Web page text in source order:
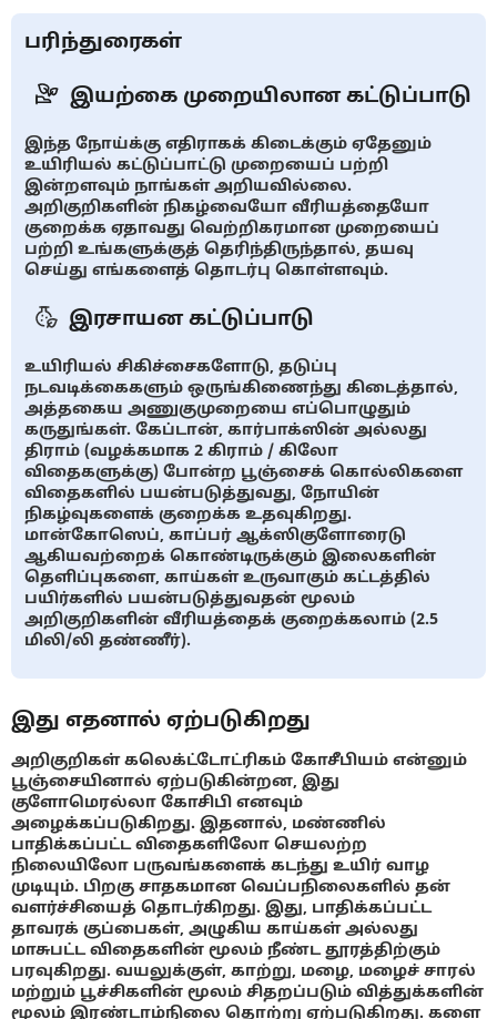
பரிந்துரைகள்
இயற்கை முறையிலான கட்டுப்பாடு
இந்த நோய்க்கு எதிராகக் கிடைக்கும் ஏதேனும்
உயிரியல் கட்டுப்பாட்டு முறையைப் பற்றி
இன்றளவும் நாங்கள் அறியவில்லை.
அறிகுறிகளின் நிகழ்வையோ வீரியத்தையோ
குறைக்க ஏதாவது வெற்றிகரமான முறையைப்
பற்றி உங்களுக்குத் தெரிந்திருந்தால், தயவு
செய்து எங்களைத் தொடர்பு கொள்ளவும்.
இரசாயன கட்டுப்பாடு
உயிரியல் சிகிச்சைகளோடு, தடுப்பு
நடவடிக்கைகளும் ஒருங்கிணைந்து கிடைத்தால்,
அத்தகைய அணுகுமுறையை எப்பொழுதும்
கருதுங்கள். கேப்டான், கார்பாக்ஸின் அல்லது
திராம் (வழக்கமாக 2 கிராம் / கிலோ
விதைகளுக்கு) போன்ற பூஞ்சைக் கொல்லிகளை
விதைகளில் பயன்படுத்துவது, நோயின்
நிகழ்வுகளைக் குறைக்க உதவுகிறது.
மான்கோஸெப், காப்பர் ஆக்ஸிகுளோரைடு
ஆகியவற்றைக் கொண்டிருக்கும் இலைகளின்
தெளிப்புகளை, காய்கள் உருவாகும் கட்டத்தில்
பயிர்களில் பயன்படுத்துவதன் மூலம்
அறிகுறிகளின் வீரியத்தைக் குறைக்கலாம் (2.5
மிலி/லி தண்ணீர்).
இது எதனால் ஏற்படுகிறது
அறிகுறிகள் கலெக்ட்டோட்ரிகம் கோசீபியம் என்னும்
பூஞ்சையினால் ஏற்படுகின்றன, இது
குளோமெரல்லா கோசிபி எனவும்
அழைக்கப்படுகிறது. இதனால், மண்ணில்
பாதிக்கப்பட்ட விதைகளிலோ செயலற்ற
நிலையிலோ பருவங்களைக் கடந்து உயிர் வாழ
முடியும். பிறகு சாதகமான வெப்பநிலைகளில் தன்
வளர்ச்சியைத் தொடர்கிறது. இது, பாதிக்கப்பட்ட
தாவரக் குப்பைகள், அழுகிய காய்கள் அல்லது
மாசுபட்ட விதைகளின் மூலம் நீண்ட தூரத்திற்கும்
பரவுகிறது. வயலுக்குள், காற்று, மழை, மழைச் சாரல்
மற்றும் பூச்சிகளின் மூலம் சிதறப்படும் வித்துக்களின்
மூலம் இரண்டாம்நிலை தொற்று ஏற்படுகிறது. களை